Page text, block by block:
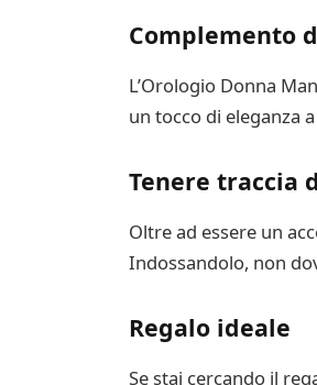
Complemento
L’Orologio Donna
un tocco di eleganza
Tenere traccia
Oltre ad essere un
Indossandolo, non
Regalo ideale
Se stai cercando il